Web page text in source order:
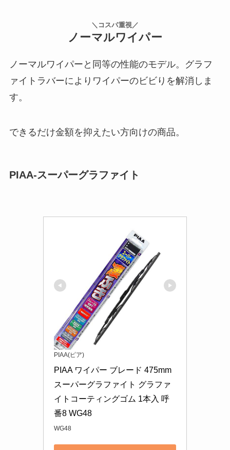
＼コスパ重視／
ノーマルワイパー
ノーマルワイパーと同等の性能のモデル。グラフ
ァイトラバーによりワイパーのビビりを解消しま
す。
できるだけ金額を抑えたい方向けの商品。
PIAA-スーパーグラファイト
PIAA(ピア)
PIAA ワイパー ブレード 475mm
スーパーグラファイト グラファ
イトコーティングゴム 1本入 呼
番8 WG48
WG48